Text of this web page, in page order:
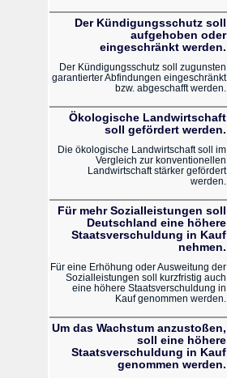
Der Kündigungsschutz soll
aufgehoben oder
eingeschränkt werden.
Der Kündigungsschutz soll zugunsten
garantierter Abfindungen eingeschränkt
bzw. abgeschafft werden.
Ökologische Landwirtschaft
soll gefördert werden.
Die ökologische Landwirtschaft soll im
Vergleich zur konventionellen
Landwirtschaft stärker gefördert
werden.
Für mehr Sozialleistungen soll
Deutschland eine höhere
Staatsverschuldung in Kauf
nehmen.
Für eine Erhöhung oder Ausweitung der
Sozialleistungen soll kurzfristig auch
eine höhere Staatsverschuldung in
Kauf genommen werden.
Um das Wachstum anzustoßen,
soll eine höhere
Staatsverschuldung in Kauf
genommen werden.